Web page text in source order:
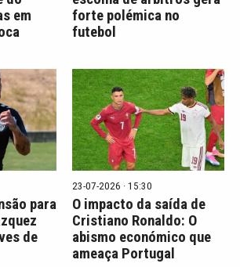
em
forte polémica no
futebol
para
de
23-07-2026 · 15:30
O impacto da saída de
Cristiano Ronaldo: O
abismo económico que
ameaça Portugal